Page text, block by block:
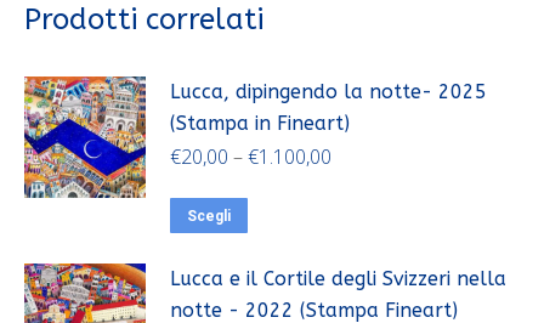
Prodotti correlati
Lucca, dipingendo la notte- 2025
(Stampa in Fineart)
€20,00 –€1.100,00
Scegli
Lucca e il Cortile degli Svizzeri nella
notte - 2022 (Stampa Fineart)